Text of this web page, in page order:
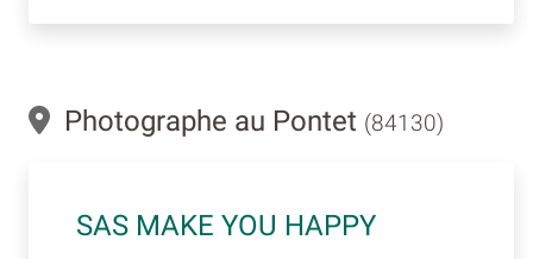
Photographe au Pontet (84130)
SAS MAKE YOU HAPPY